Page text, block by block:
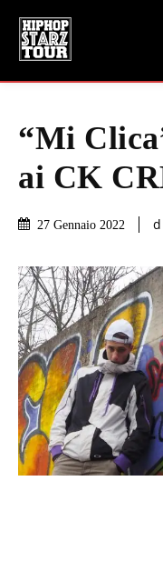
“Mi
ai CK
27 Gennaio 2022